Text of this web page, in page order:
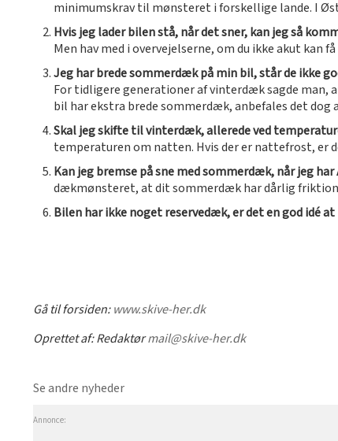
minimumskrav til mønsteret i forskellige lande. I
Hvis jeg lader bilen stå, når det sner, kan jeg så
Men hav med i overvejelserne, om du ikke akut kan
Jeg har brede sommerdæk på min bil, står de ikke
For tidligere generationer af vinterdæk sagde man,
bil har ekstra brede sommerdæk, anbefales det
Skal jeg skifte til vinterdæk, allerede ved
temperaturen om natten. Hvis der er nattefrost, er
Kan jeg bremse på sne med sommerdæk, når jeg har
dækmønsteret, at dit sommerdæk har dårlig friktion
Bilen har ikke noget reservedæk, er det en god idé
Gå til forsiden:www.skive-her.dk
Oprettet af:Redaktørmail@skive-her.dk
Se andre nyheder
Annonce: